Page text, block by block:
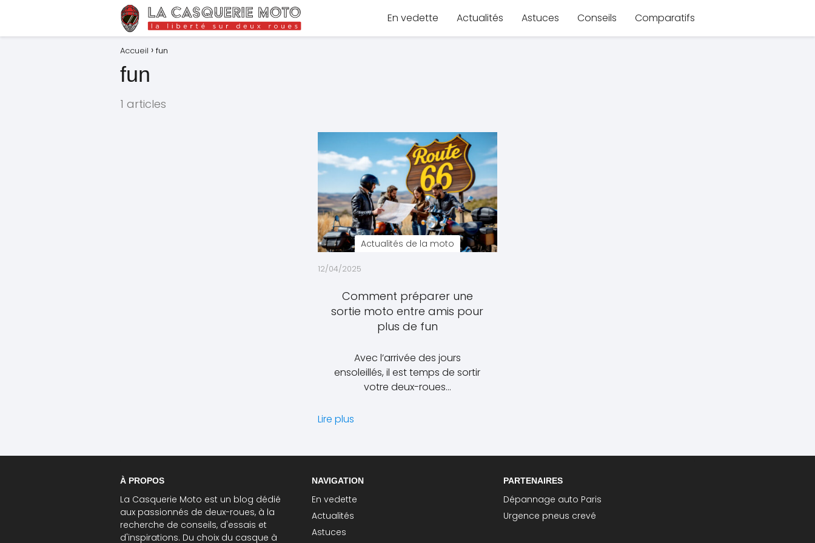
En vedette Actualités Astuces Conseils Comparatifs
Accueil fun
fun
1 articles
Actualités de la moto
12/04/2025
Comment préparer une
sortie moto entre amis pour
plus de fun
Avec l’arrivée des jours
ensoleillés, il est temps de sortir
votre deux-roues…
Lire plus
À PROPOS
La Casquerie Moto est un blog dédié
aux passionnés de deux-roues, à la
recherche de conseils, d'essais et
d'inspirations. Du choix du casque à
NAVIGATION
En vedette
Actualités
Astuces
PARTENAIRES
Dépannage auto Paris
Urgence pneus crevé